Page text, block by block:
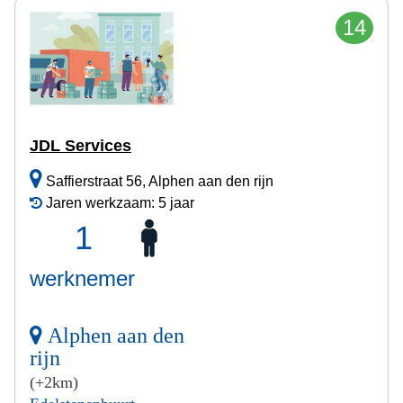
14
JDL Services
Saffierstraat 56, Alphen aan den rijn
Jaren werkzaam: 5 jaar
1
werknemer
Alphen aan den
rijn
(+2km)